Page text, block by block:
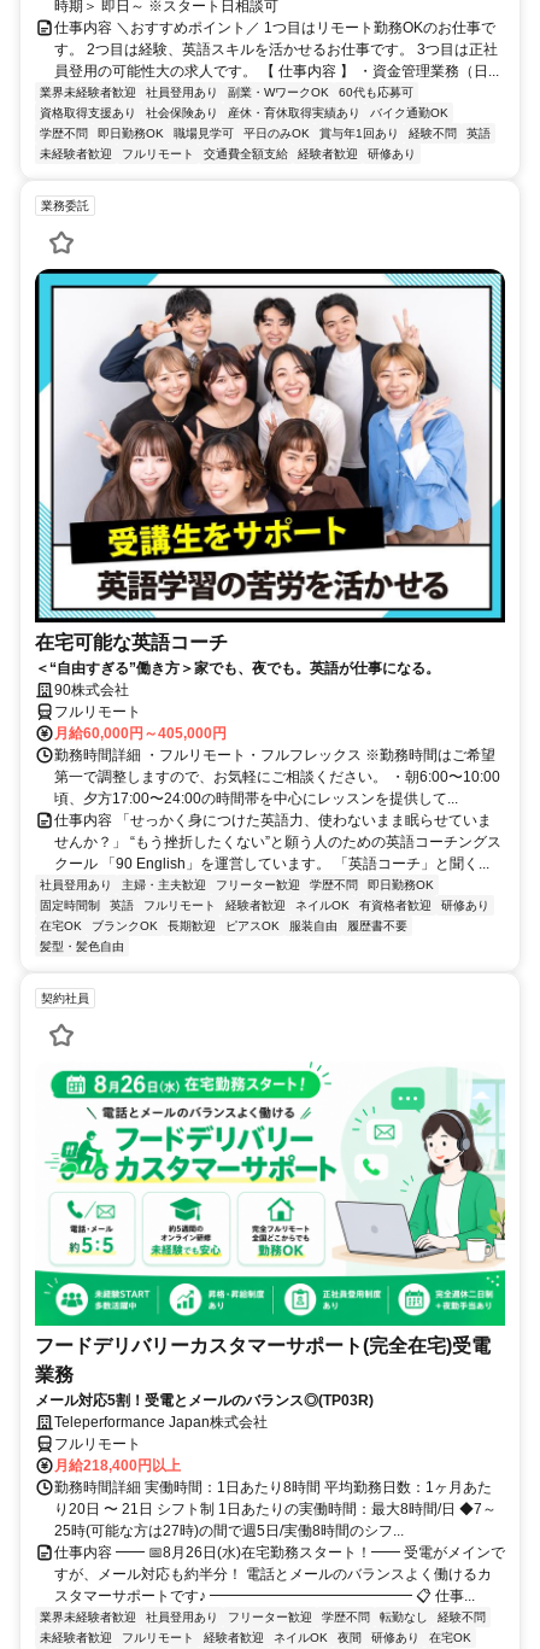
時期＞ 即日～ ※スタート日相談可
仕事内容 ＼おすすめポイント／ 1つ目はリモート勤務OKのお仕事で
す。 2つ目は経験、英語スキルを活かせるお仕事です。 3つ目は正社
員登用の可能性大の求人です。 【 仕事内容 】 ・資金管理業務（日...
業界未経験者歓迎 社員登用あり 副業・WワークOK
60代も応募可
資格取得支援あり
社会保険あり 産休・育休取得実績あり
バイク通勤OK
学歴不問
即日勤務OK 職場見学可 平日のみOK 賞与年1回あり 経験不問
英語
未経験者歓迎
フルリモート 交通費全額支給 経験者歓迎 研修あり
業務委託
在宅可能な英語コーチ
＜“自由すぎる”働き方＞家でも、夜でも。英語が仕事になる。
90株式会社
フルリモート
月給60,000円～405,000円
勤務時間詳細 ・フルリモート・フルフレックス ※勤務時間はご希望
第一で調整しますので、お気軽にご相談ください。 ・朝6:00〜10:00
頃、夕方17:00〜24:00の時間帯を中心にレッスンを提供して...
仕事内容 「せっかく身につけた英語力、使わないまま眠らせていま
せんか？」 “もう挫折したくない”と願う人のための英語コーチングス
クール 「90 English」を運営しています。 「英語コーチ」と聞く...
社員登用あり 主婦・主夫歓迎 フリーター歓迎 学歴不問
即日勤務OK
固定時間制
英語 フルリモート 経験者歓迎 ネイルOK 有資格者歓迎
研修あり
在宅OK
ブランクOK 長期歓迎 ピアスOK 服装自由
履歴書不要
髪型・髪色自由
契約社員
フードデリバリーカスタマーサポート(完全在宅)受電
業務
メール対応5割！受電とメールのバランス◎(TP03R)
Teleperformance Japan株式会社
フルリモート
月給218,400円以上
勤務時間詳細 実働時間：1日あたり8時間 平均勤務日数：1ヶ月あた
り20日 〜 21日 シフト制 1日あたりの実働時間：最大8時間/日 ◆7～
25時(可能な方は27時)の間で週5日/実働8時間のシフ...
仕事内容 ━━ 📅8月26日(水)在宅勤務スタート！━━ 受電がメインで
すが、メール対応も約半分！ 電話とメールのバランスよく働けるカ
スタマーサポートです♪ ━━━━━━━━━━━━━━ 📋 仕事...
業界未経験者歓迎 社員登用あり フリーター歓迎 学歴不問 転勤なし
経験不問
未経験者歓迎
フルリモート 経験者歓迎 ネイルOK 夜間 研修あり
在宅OK